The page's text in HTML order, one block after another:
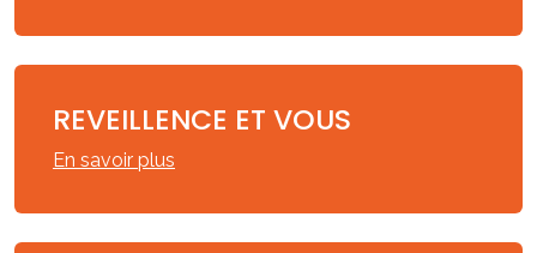
REVEILLENCE ET VOUS
En savoir plus